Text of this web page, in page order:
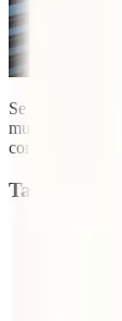
Se há uma rainha
muitos planos
contigo um
Tabla de
1. Dar
2.
3.
4.
5.